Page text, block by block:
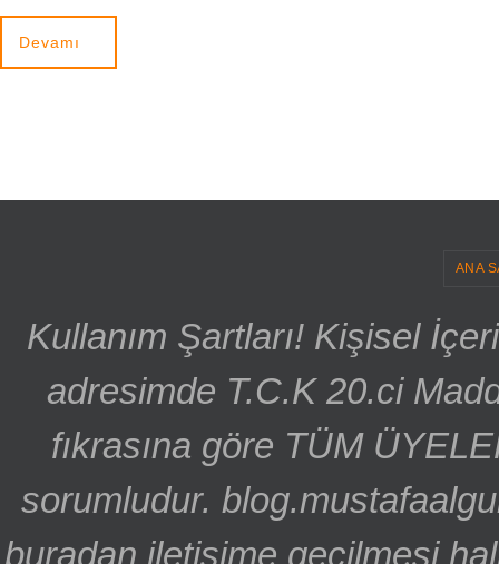
Devamı
ANA
Kullanım Şartları! Kişisel
adresimde T.C.K 20.ci
fıkrasına göre TÜM
sorumludur.
buradan iletişime geçilmesi